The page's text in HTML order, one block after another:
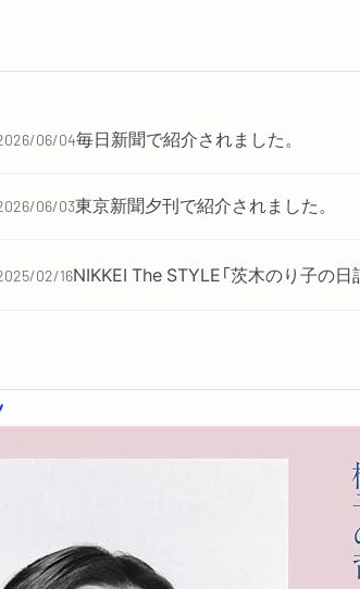
06/04毎日新聞で紹介されました。
06/03東京新聞夕刊で紹介されました。
02/16NIKKEI The STYLE「茨木のり子の日